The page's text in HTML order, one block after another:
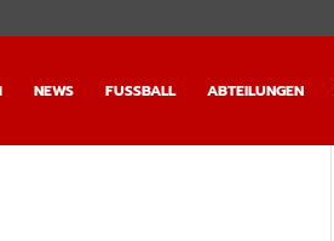
NEWS FUSSBALL ABTEILUNGEN